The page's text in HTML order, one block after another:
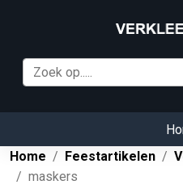
Home
Feestartikelen
maskers